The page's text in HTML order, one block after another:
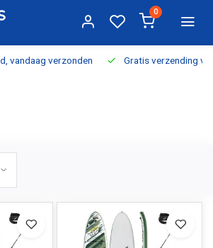
0
vandaag verzonden Gratis verzending